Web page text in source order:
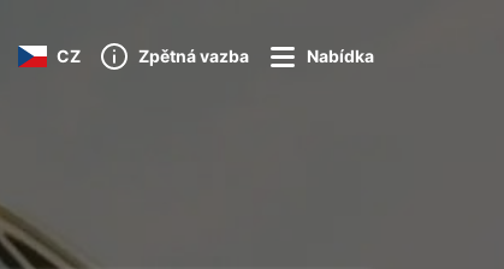
CZ Zpětná vazba Nabídka